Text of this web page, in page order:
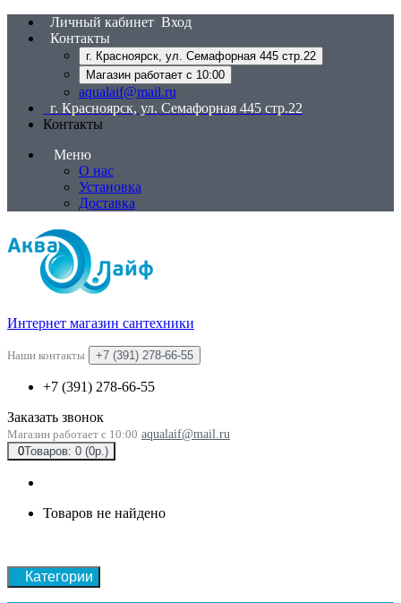
Личный кабинет Вход
Контакты
г. Красноярск, ул. Семафорная 445 стр.22
Магазин работает с 10:00
aqualaif@mail.ru
г. Красноярск, ул. Семафорная 445 стр.22
Контакты
Меню
О нас
Установка
Доставка
Интернет магазин сантехники
Наши контакты +7 (391) 278-66-55
+7 (391) 278-66-55
Заказать звонок
Магазин работает с 10:00 aqualaif@mail.ru
0Товаров: 0 (0р.)
Товаров не найдено
Категории